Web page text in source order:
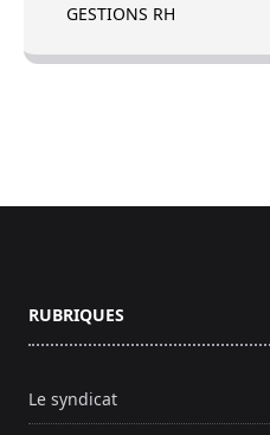
GESTIONS RH
RUBRIQUES
Le syndicat